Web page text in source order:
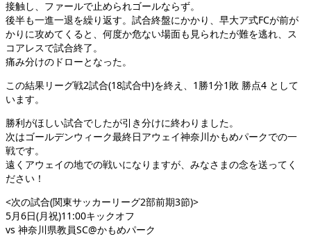
接触し、ファールで止められゴールならず。
後半も一進一退を繰り返す。試合終盤にかかり、早大ア式FCが前が
かりに攻めてくると、何度か危ない場面も見られたが難を逃れ、ス
コアレスで試合終了。
痛み分けのドローとなった。
この結果リーグ戦2試合(18試合中)を終え、1勝1分1敗 勝点4 として
います。
勝利がほしい試合でしたが引き分けに終わりました。
次はゴールデンウィーク最終日アウェイ神奈川かもめパークでの一
戦です。
遠くアウェイの地での戦いになりますが、みなさまの念を送ってく
ださい！
<次の試合(関東サッカーリーグ2部前期3節)>
5月6日(月祝)11:00キックオフ
vs 神奈川県教員SC@かもめパーク